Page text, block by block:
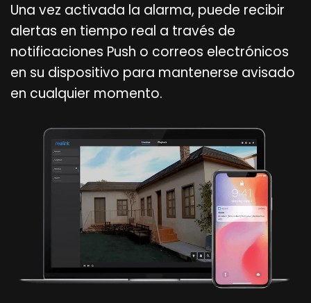
Una vez activada la alarma, puede recibir
alertas en tiempo real a través de
notificaciones Push o correos electrónicos
en su dispositivo para mantenerse avisado
en cualquier momento.